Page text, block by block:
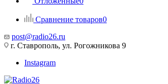
Сравнение товаров0
post@radio26.ru
г. Ставрополь, ул. Рогожникова 9
Instagram